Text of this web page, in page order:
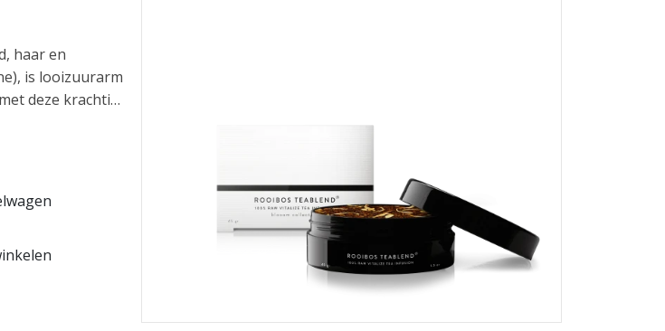
haar en
is looizuurarm
deze krachtige